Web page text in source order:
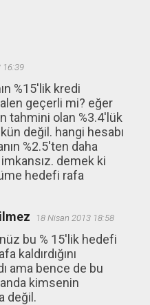
16:39
%15'lik kredi
geçerli mi? eğer
tahmini olan %3.4'lük
değil. hangi hesabı
%2.5'ten daha
demek ki
hedefi rafa
18 Nisan 2013 18:58
bu % 15'lik hedefi
kaldırdığını
ama bence de bu
kimsenin
değil.